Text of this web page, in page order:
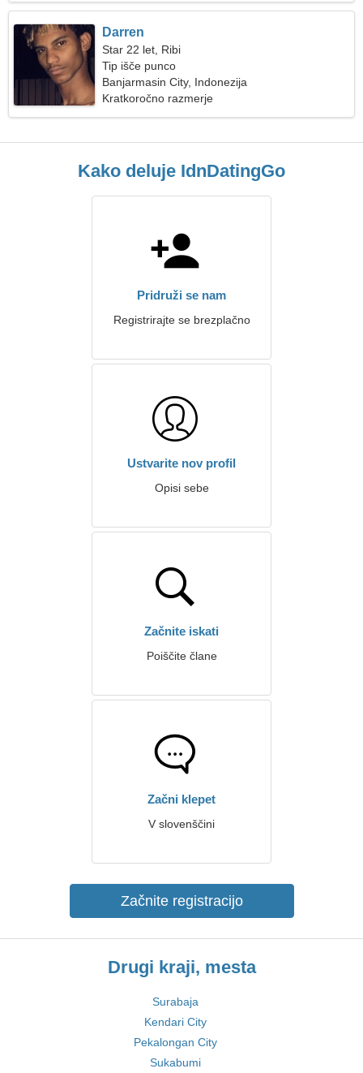
Darren
Star 22 let, Ribi
Tip išče punco
Banjarmasin City, Indonezija
Kratkoročno razmerje
Kako deluje IdnDatingGo
Pridruži se nam
Registrirajte se brezplačno
Ustvarite nov profil
Opisi sebe
Začnite iskati
Poiščite člane
Začni klepet
V slovenščini
Začnite registracijo
Drugi kraji, mesta
Surabaja
Kendari City
Pekalongan City
Sukabumi